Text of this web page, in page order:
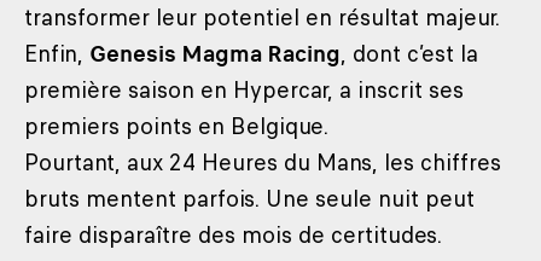
transformer leur potentiel en résultat majeur.
Enfin, Genesis Magma Racing, dont c’est la
première saison en Hypercar, a inscrit ses
premiers points en Belgique.
Pourtant, aux 24 Heures du Mans, les chiffres
bruts mentent parfois. Une seule nuit peut
faire disparaître des mois de certitudes.